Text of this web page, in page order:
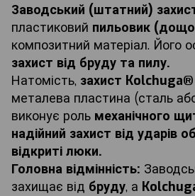
Заводський (штатний)
пластиковий пильовик
композитний матеріал. Його
захист від бруду та пилу.
Натомість, захист Kolchuga®
металева пластина (сталь
виконує роль механічного
надійний захист від ударів
відкриті люки.
Головна відмінність:
захищає від бруду, а